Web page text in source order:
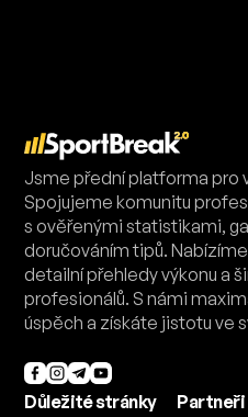
Jsme přední platforma pro
Spojujeme komunitu
s ověřenými statistikami,
doručováním tipů.
detailní přehledy výkonu a
profesionálů. S námi
úspěch a získáte jistotu ve
Důležité stránky
Partneři